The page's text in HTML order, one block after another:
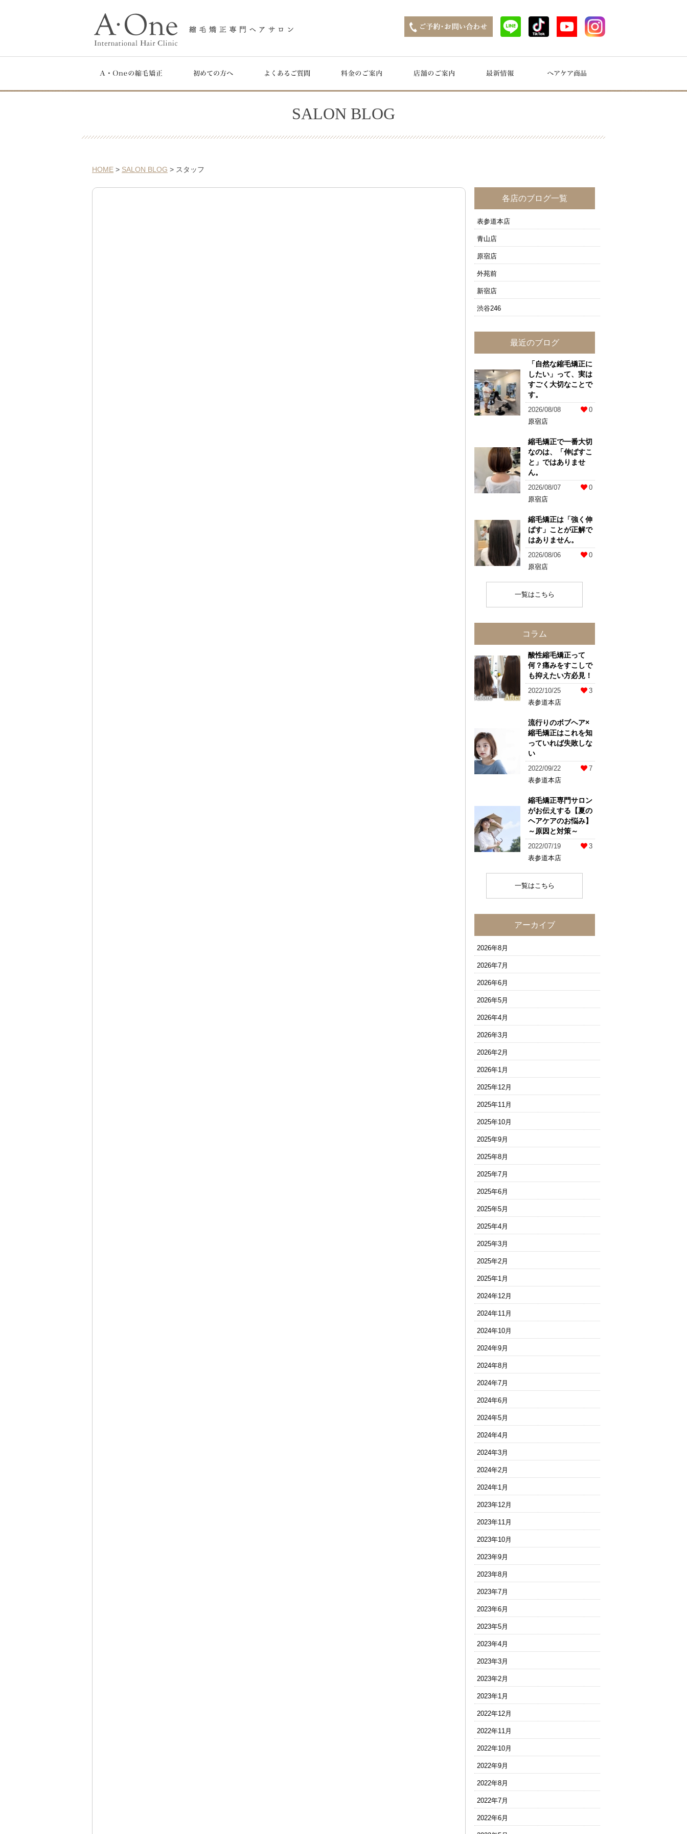
SALON BLOG
HOME > SALON BLOG > スタッフ
各店のブログ一覧
表参道本店
青山店
原宿店
外苑前
新宿店
渋谷246
最近のブログ
「自然な縮毛矯正に
したい」って、実は
すごく大切なことで
す。
2026/08/08
0
原宿店
縮毛矯正で一番大切
なのは、「伸ばすこ
と」ではありませ
ん。
2026/08/07
0
原宿店
縮毛矯正は「強く伸
ばす」ことが正解で
はありません。
2026/08/06
0
原宿店
一覧はこちら
コラム
酸性縮毛矯正って
何？痛みをすこしで
も抑えたい方必見！
2022/10/25
3
表参道本店
流行りのボブヘア×
縮毛矯正はこれを知
っていれば失敗しな
い
2022/09/22
7
表参道本店
縮毛矯正専門サロン
がお伝えする【夏の
ヘアケアのお悩み】
～原因と対策～
2022/07/19
3
表参道本店
一覧はこちら
アーカイブ
2026年8月
2026年7月
2026年6月
2026年5月
2026年4月
2026年3月
2026年2月
2026年1月
2025年12月
2025年11月
2025年10月
2025年9月
2025年8月
2025年7月
2025年6月
2025年5月
2025年4月
2025年3月
2025年2月
2025年1月
2024年12月
2024年11月
2024年10月
2024年9月
2024年8月
2024年7月
2024年6月
2024年5月
2024年4月
2024年3月
2024年2月
2024年1月
2023年12月
2023年11月
2023年10月
2023年9月
2023年8月
2023年7月
2023年6月
2023年5月
2023年4月
2023年3月
2023年2月
2023年1月
2022年12月
2022年11月
2022年10月
2022年9月
2022年8月
2022年7月
2022年6月